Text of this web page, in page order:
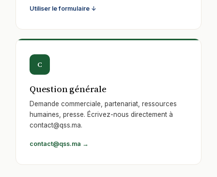
Utiliser le formulaire ↓
C
Question générale
Demande commerciale, partenariat, ressources
humaines, presse. Écrivez-nous directement à
contact@qss.ma.
contact@qss.ma →